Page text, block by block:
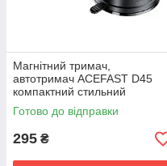
Магнітний тримач,
автотримач ACEFAST D45
компактний стильний
Готово до відправки
295 ₴